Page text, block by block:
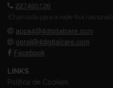
227460126
(Chamada para a rede fixa nacional)
apps4@4digitalcare.com
geral@4digitalcare.com
Facebook
LINKS
Política de Cookies